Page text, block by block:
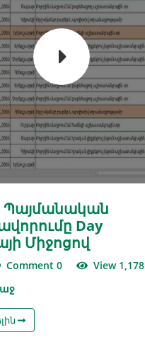
Պայմանական
Day
Միջոցով
Comment 0
View 1,178